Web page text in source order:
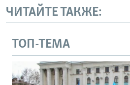
ЧИТАЙТЕ ТАКЖЕ:
ТОП-ТЕМА